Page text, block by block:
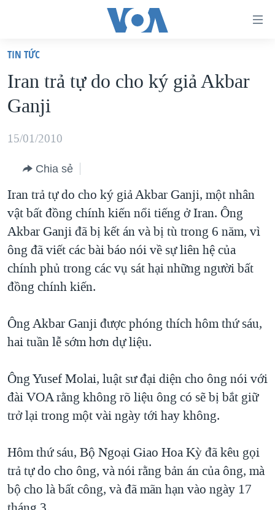
truy
cập
Tới
dung
chính
điều
hướng
chính
Đi
tới
"Tìm"
VIỆT NAM
HOA KỲ
BIỂN ĐÔNG
BLOG
DIỄN ĐÀN
MỤC
TỰ DO BÁO CHÍ
VẠCH TRẦN TIN GIẢ
NGƯỜI VIỆT HẢI NGOẠI
KINH TẾ
SỨC KHOẺ
VĂN HOÁ
THỂ THAO
CHUYÊN ĐỀ
CHIẾN TRANH THƯƠNG MẠI CỦA MỸ: QUÁ KHỨ VÀ HIỆN
MỘT NĂM CHIẾN TRANH TẠI DẢI GAZA
GIẢI MÃ VÀNH ĐAI & CON ĐƯỜNG
TRỊNH VĨNH BÌNH - NGƯỜI HẠ 'BÊN THẮNG CUỘC'
GROUND ZERO – XƯA VÀ NAY
CÁC GIÁ TRỊ CỘNG HÒA Ở VIỆT NAM
THƯỢNG ĐỈNH TRUMP-KIM TẠI VIỆT NAM
TRỊNH VĨNH BÌNH VS. CHÍNH PHỦ VIỆT NAM
HỌC TIẾNG ANH
VIDEO
MẠNG XÃ HỘI
Ngôn ngữ khác
TIN TỨC
Iran trả tự do cho ký giả Akbar
Ganji
15/01/2010
Chia sẻ
Iran trả tự do cho ký giả Akbar Ganji, một nhân
vật bất đồng chính kiến nổi tiếng ở Iran. Ông
Akbar Ganji đã bị kết án và bị tù trong 6 năm, vì
ông đã viết các bài báo nói về sự liên hệ của
chính phủ trong các vụ sát hại những người bất
đồng chính kiến.
Ông Akbar Ganji được phóng thích hôm thứ sáu,
hai tuần lễ sớm hơn dự liệu.
Ông Yusef Molai, luật sư đại diện cho ông nói với
đài VOA rằng không rõ liệu ông có sẽ bị bắt giữ
trở lại trong một vài ngày tới hay không.
Hôm thứ sáu, Bộ Ngoại Giao Hoa Kỳ đã kêu gọi
trả tự do cho ông, và nói rằng bản án của ông, mà
bộ cho là bất công, và đã mãn hạn vào ngày 17